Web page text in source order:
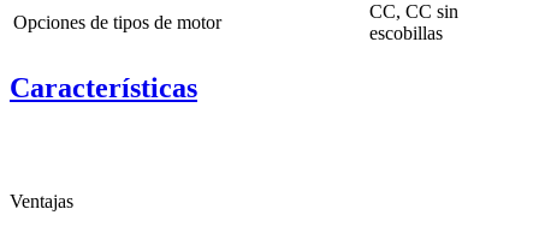
Opciones de tipos de motor
CC, CC sin
escobillas
Características
Ventajas